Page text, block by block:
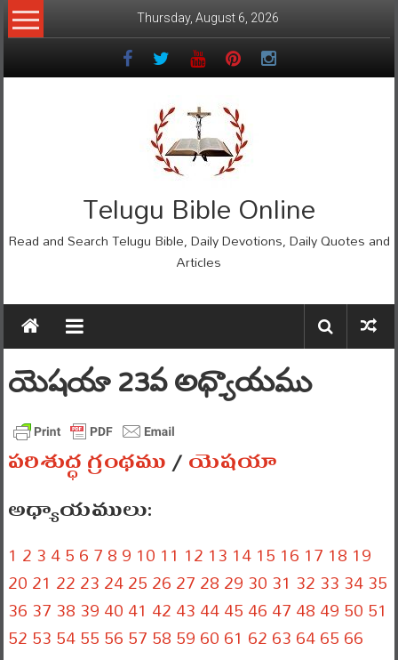
Skip
to
Thursday, August 6, 2026
Telugu Bible Online
Read and Search Telugu Bible, Daily Devotions, Daily Quotes and
Articles
యెషయా 23వ అధ్యాయము
పరిశుద్ధ గ్రంథము/యెషయా
అధ్యాయములు:
1 23456789 10 11 12 13 1415 16 17 18 19
2021 22232425262728293031 32333435
363738394041 42434445464748495051
52535455565758596061 6263646566